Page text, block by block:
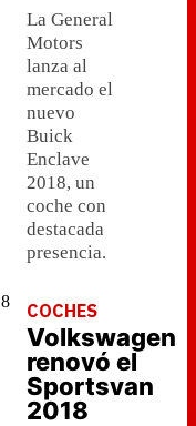
La General
Motors
lanza al
mercado el
nuevo
Buick
Enclave
2018, un
coche con
destacada
presencia.
COCHES
Volkswagen
renovó el
Sportsvan
2018